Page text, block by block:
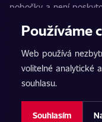
pobočky a není
registrovaná ochranná
nezpůsobilosti vozidla
Přesné informace
pobočky.
Nastavení cookies
Používáme
Web používá
volitelné analytické
souhlasu.
Souhlasím